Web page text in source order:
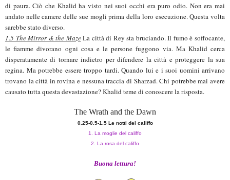
di paura. Ciò che Khalid ha visto nei suoi occhi era puro odio. Non era mai
andato nelle camere delle sue mogli prima della loro esecuzione. Questa volta
sarebbe stato diverso.
1.5 The Mirror & the MazeLa città di Rey sta bruciando. Il fumo è soffocante,
le fiamme divorano ogni cosa e le persone fuggono via. Ma Khalid cerca
disperatamente di tornare indietro per difendere la città e proteggere la sua
regina. Ma potrebbe essere troppo tardi. Quando lui e i suoi uomini arrivano
trovano la città in rovina e nessuna traccia di Sharzad. Chi potrebbe mai avere
causato tutta questa devastazione? Khalid teme di conoscere la risposta.
The Wrath and the Dawn
0.25-0.5-1.5 Le notti del califfo
1. La moglie del califfo
2. La rosa del califfo
Buona lettura!